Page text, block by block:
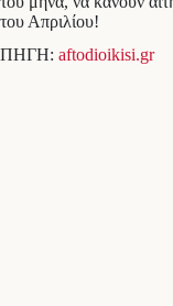
του Απριλίου!
ΠΗΓΗ: aftodioikisi.gr